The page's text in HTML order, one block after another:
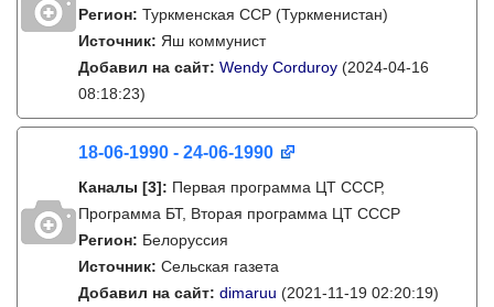
Регион: Туркменская ССР (Туркменистан)
Источник: Яш коммунист
Добавил на сайт: Wendy Corduroy (2024-04-16
08:18:23)
18-06-1990 - 24-06-1990
Каналы [3]: Первая программа ЦТ СССР,
Программа БТ, Вторая программа ЦТ СССР
Регион: Белоруссия
Источник: Сельская газета
Добавил на сайт: dimaruu (2021-11-19 02:20:19)